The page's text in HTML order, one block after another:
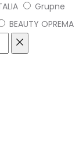
Grupne
BEAUTY OPREMA